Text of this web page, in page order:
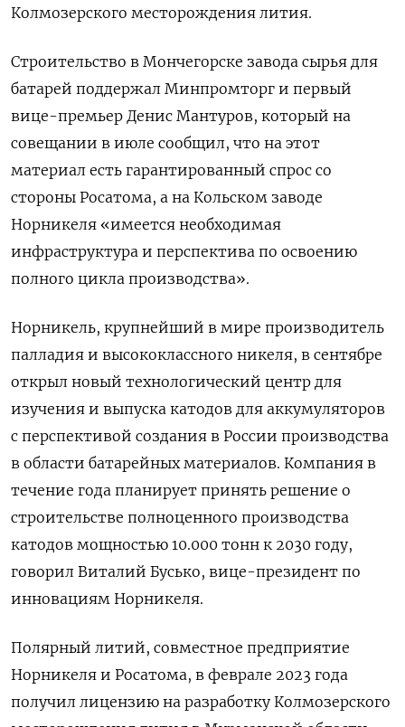
Колмозерского месторождения лития.
Строительство в Мончегорске завода сырья для
батарей поддержал Минпромторг и первый
вице-премьер Денис Мантуров, который на
совещании в июле сообщил, что на этот
материал есть гарантированный спрос со
стороны Росатома, а на Кольском заводе
Норникеля «имеется необходимая
инфраструктура и перспектива по освоению
полного цикла производства».
Норникель, крупнейший в мире производитель
палладия и высококлассного никеля, в сентябре
открыл новый технологический центр для
изучения и выпуска катодов для аккумуляторов
с перспективой создания в России производства
в области батарейных материалов. Компания в
течение года планирует принять решение о
строительстве полноценного производства
катодов мощностью 10.000 тонн к 2030 году,
говорил Виталий Бусько, вице-президент по
инновациям Норникеля.
Полярный литий, совместное предприятие
Норникеля и Росатома, в феврале 2023 года
получил лицензию на разработку Колмозерского